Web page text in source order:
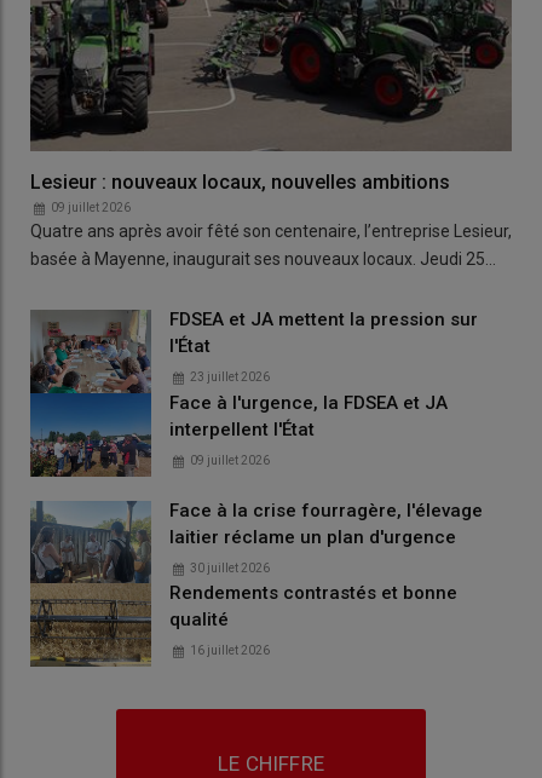
Lesieur : nouveaux locaux, nouvelles ambitions
09 juillet 2026
Quatre ans après avoir fêté son centenaire, l’entreprise Lesieur,
basée à Mayenne, inaugurait ses nouveaux locaux. Jeudi 25…
FDSEA et JA mettent la pression sur
l'État
23 juillet 2026
Face à l'urgence, la FDSEA et JA
interpellent l'État
09 juillet 2026
Face à la crise fourragère, l'élevage
laitier réclame un plan d'urgence
30 juillet 2026
Rendements contrastés et bonne
qualité
16 juillet 2026
LE CHIFFRE